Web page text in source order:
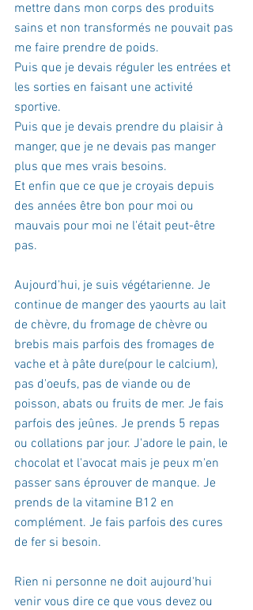
mettre dans mon corps des produits
sains et non transformés ne pouvait pas
me faire prendre de poids.
Puis que je devais réguler les entrées et
les sorties en faisant une activité
sportive.
Puis que je devais prendre du plaisir à
manger, que je ne devais pas manger
plus que mes vrais besoins.
Et enfin que ce que je croyais depuis
des années être bon pour moi ou
mauvais pour moi ne l'était peut-être
pas.
Aujourd'hui, je suis végétarienne. Je
continue de manger des yaourts au lait
de chèvre, du fromage de chèvre ou
brebis mais parfois des fromages de
vache et à pâte dure(pour le calcium),
pas d'oeufs, pas de viande ou de
poisson, abats ou fruits de mer. Je fais
parfois des jeûnes. Je prends 5 repas
ou collations par jour. J'adore le pain, le
chocolat et l'avocat mais je peux m'en
passer sans éprouver de manque. Je
prends de la vitamine B12 en
complément. Je fais parfois des cures
de fer si besoin.
Rien ni personne ne doit aujourd'hui
venir vous dire ce que vous devez ou